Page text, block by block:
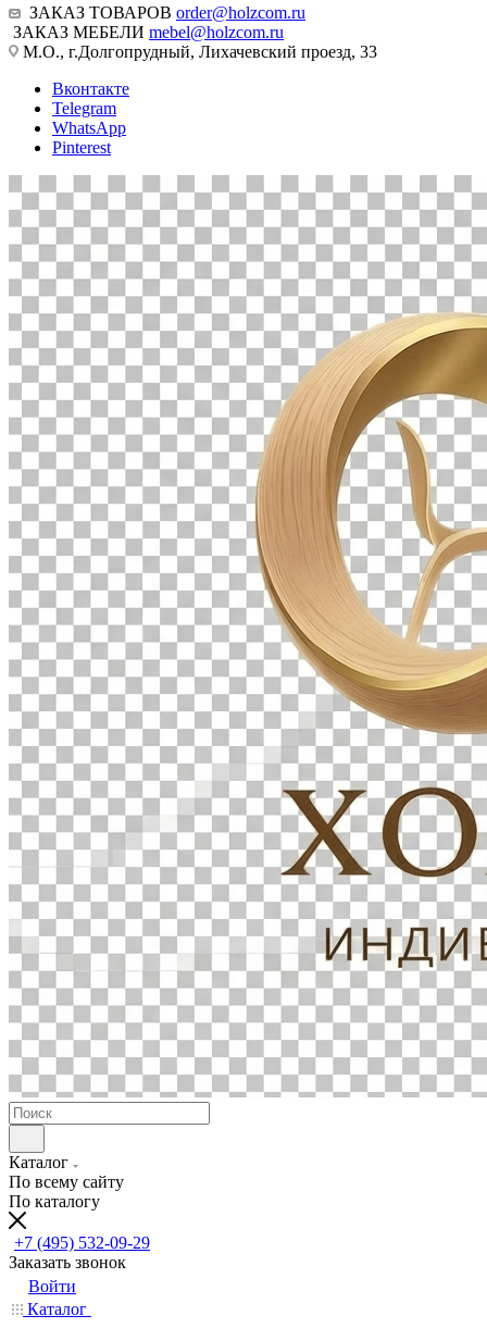
ЗАКАЗ ТОВАРОВ order@holzcom.ru
ЗАКАЗ МЕБЕЛИ mebel@holzcom.ru
М.О., г.Долгопрудный, Лихачевский проезд, 33
Вконтакте
Telegram
WhatsApp
Pinterest
Каталог
По всему сайту
По каталогу
+7 (495) 532-09-29
Заказать звонок
Войти
Каталог